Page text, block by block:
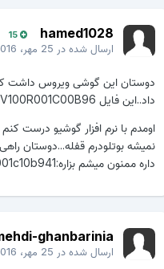
hamed1028
15
ارسال شده در25 مهر، 2016
داد..این فایل U8950-1 V100R001C00B96
اومدم با نرم افزار گوشیو درست
نمیشه بوتلودرم قفله...دوستان
داره ممنون میشم بزاره:u8950-1v100r001c10b941
mehdi-ghanbarinia
ارسال شده در25 مهر، 2016